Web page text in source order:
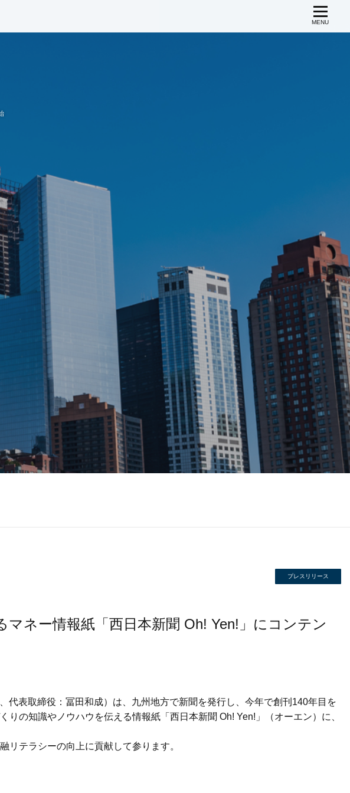
プレスリリース
ネー情報紙「西日本新聞 Oh! Yen!」にコンテン
表取締役：冨田和成）は、九州地方で新聞を発行し、今年で創刊140年目を
の知識やノウハウを伝える情報紙「西日本新聞 Oh! Yen!」（オーエン）に、
リテラシーの向上に貢献して参ります。